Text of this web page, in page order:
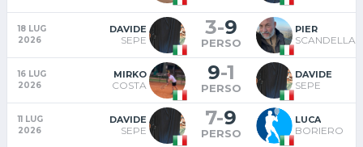
18 LUG
2026
DAVIDE
SEPE
3-9
PERSO
PIER
SCANDELLA
16 LUG
2026
MIRKO
COSTA
9-1
PERSO
DAVIDE
SEPE
11 LUG
2026
DAVIDE
SEPE
7-9
PERSO
LUCA
BORIERO